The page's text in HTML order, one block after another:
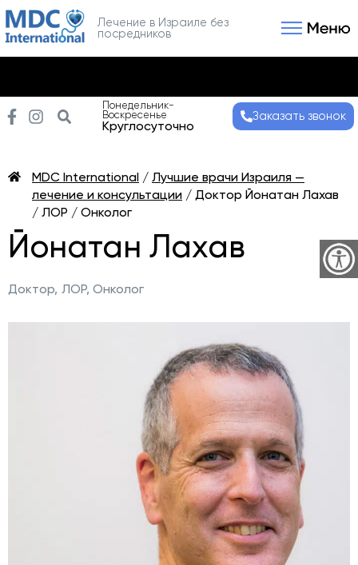
Лечение в Израиле без
посредников
Понедельник-
Воскресенье
Круглосуточно
Заказать звонок
MDC International / Лучшие врачи Израиля —
лечение и консультации / Доктор Йонатан Лахав
/ ЛОР / Онколог
Йонатан Лахав
Доктор, ЛОР, Онколог